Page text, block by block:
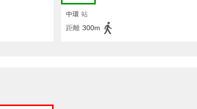
中環 站
距離 300m